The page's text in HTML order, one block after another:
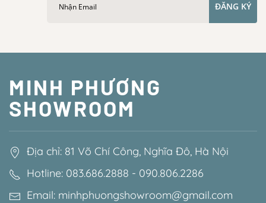
ĐĂNG KÝ
MINH PHƯƠNG
SHOWROOM
Địa chỉ: 81 Võ Chí Công, Nghĩa Đô, Hà Nội
Hotline: 083.686.2888 - 090.806.2286
Email: minhphuongshowroom@gmail.com